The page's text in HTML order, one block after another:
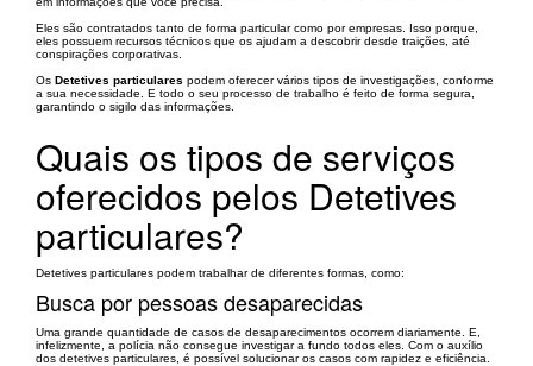
Eles são contratados tanto de forma particular como por empresas. Isso porque,
eles possuem recursos técnicos que os ajudam a descobrir desde traições, até
conspirações corporativas.
Os Detetives particulares podem oferecer vários tipos de investigações, conforme
a sua necessidade. E todo o seu processo de trabalho é feito de forma segura,
garantindo o sigilo das informações.
Quais os tipos de serviços
oferecidos pelos Detetives
particulares?
Detetives particulares podem trabalhar de diferentes formas, como:
Busca por pessoas desaparecidas
Uma grande quantidade de casos de desaparecimentos ocorrem diariamente. E,
infelizmente, a polícia não consegue investigar a fundo todos eles. Com o auxílio
dos detetives particulares, é possível solucionar os casos com rapidez e eficiência.